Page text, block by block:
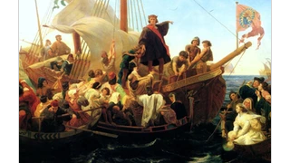
nacimiento del río Ebro. Si no eres
de España, queremos animarte a
conocer estos mágicos paisajes. El
Ebro es uno de los principales ríos
del país, es el más caudaloso, con
una gran capacidad energética y
una biodiversi